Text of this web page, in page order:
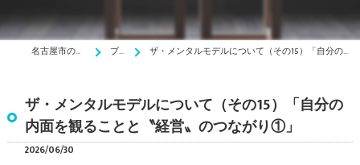
名古屋市の塾は寺子屋塾 ブログ ザ・メンタルモデルについて（その15）「自分の内面を観ることと〝経営〟のつながり①」
ザ・メンタルモデルについて（その15）「自分の
内面を観ることと〝経営〟のつながり①」
2026/06/30